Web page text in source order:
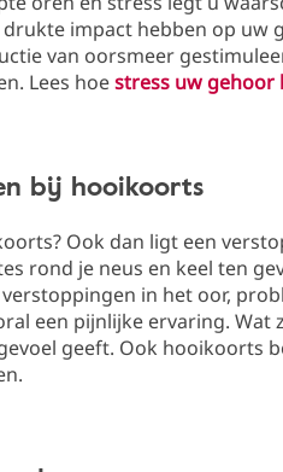
impact hebben op uw
van oorsmeer
Lees hoestress uw gehoor
bij hooikoorts
Ook dan ligt een
rond je neus en keel ten
in het oor,
een pijnlijke ervaring. Wat
geeft. Ook hooikoorts